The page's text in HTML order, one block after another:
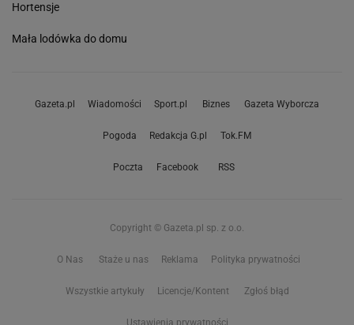
Hortensje
Mała lodówka do domu
Gazeta.pl Wiadomości Sport.pl Biznes Gazeta Wyborcza
Pogoda Redakcja G.pl Tok.FM
Poczta Facebook RSS
Copyright © Gazeta.pl sp. z o.o.
O Nas Staże u nas Reklama Polityka prywatności
Wszystkie artykuły Licencje/Kontent Zgłoś błąd
Ustawienia prywatności